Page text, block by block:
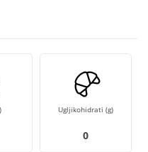
Ugljikohidrati (g)
0